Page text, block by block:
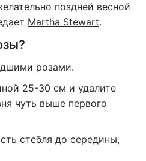
поздней весной
Martha Stewart.
розами.
25-30 см и удалите
чуть выше первого
стебля до середины,